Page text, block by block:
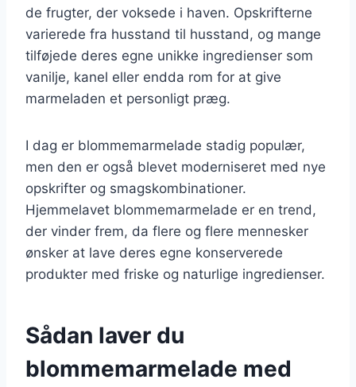
de frugter, der voksede i haven. Opskrifterne
varierede fra husstand til husstand, og mange
tilføjede deres egne unikke ingredienser som
vanilje, kanel eller endda rom for at give
marmeladen et personligt præg.
I dag er blommemarmelade stadig populær,
men den er også blevet moderniseret med nye
opskrifter og smagskombinationer.
Hjemmelavet blommemarmelade er en trend,
der vinder frem, da flere og flere mennesker
ønsker at lave deres egne konserverede
produkter med friske og naturlige ingredienser.
Sådan laver du
blommemarmelade med